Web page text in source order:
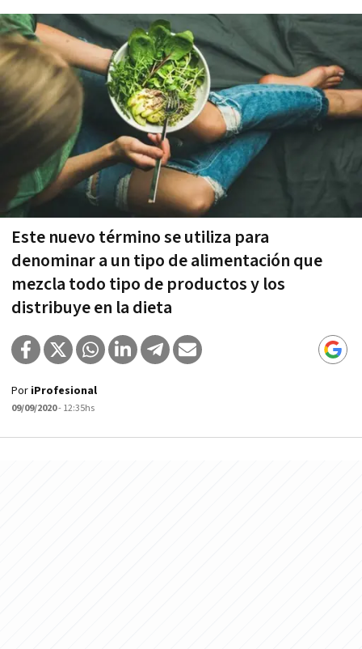
Este nuevo término se utiliza para
denominar a un tipo de alimentación que
mezcla todo tipo de productos y los
distribuye en la dieta
Por iProfesional
09/09/2020- 12:35hs